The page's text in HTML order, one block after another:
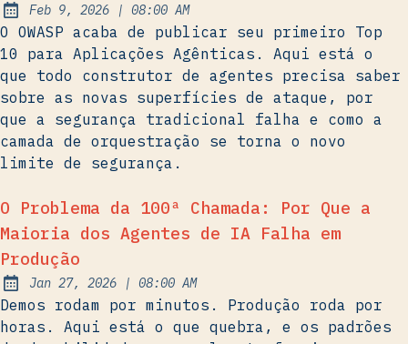
Published:
Feb 9, 2026 | at
08:00 AM
O OWASP acaba de publicar seu primeiro Top
10 para Aplicações Agênticas. Aqui está o
que todo construtor de agentes precisa saber
sobre as novas superfícies de ataque, por
que a segurança tradicional falha e como a
camada de orquestração se torna o novo
limite de segurança.
O Problema da 100ª Chamada: Por Que a
Maioria dos Agentes de IA Falha em
Produção
Published:
Jan 27, 2026 | at
08:00 AM
Demos rodam por minutos. Produção roda por
horas. Aqui está o que quebra, e os padrões